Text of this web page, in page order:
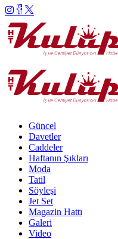
Güncel
Davetler
Caddeler
Haftanın Şıkları
Moda
Tatil
Söyleşi
Jet Set
Magazin Hattı
Galeri
Video